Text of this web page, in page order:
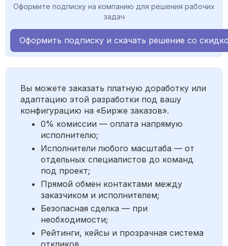
Оформите подписку на компанию для решения рабочих
задач
Оформить подписку и скачать решение со
Вы можете заказать платную доработку или
адаптацию этой разработки под вашу
конфигурацию на «Бирже заказов».
0% комиссии — оплата напрямую
исполнителю;
Исполнители любого масштаба — от
отдельных специалистов до команд
под проект;
Прямой обмен контактами между
заказчиком и исполнителем;
Безопасная сделка — при
необходимости;
Рейтинги, кейсы и прозрачная система